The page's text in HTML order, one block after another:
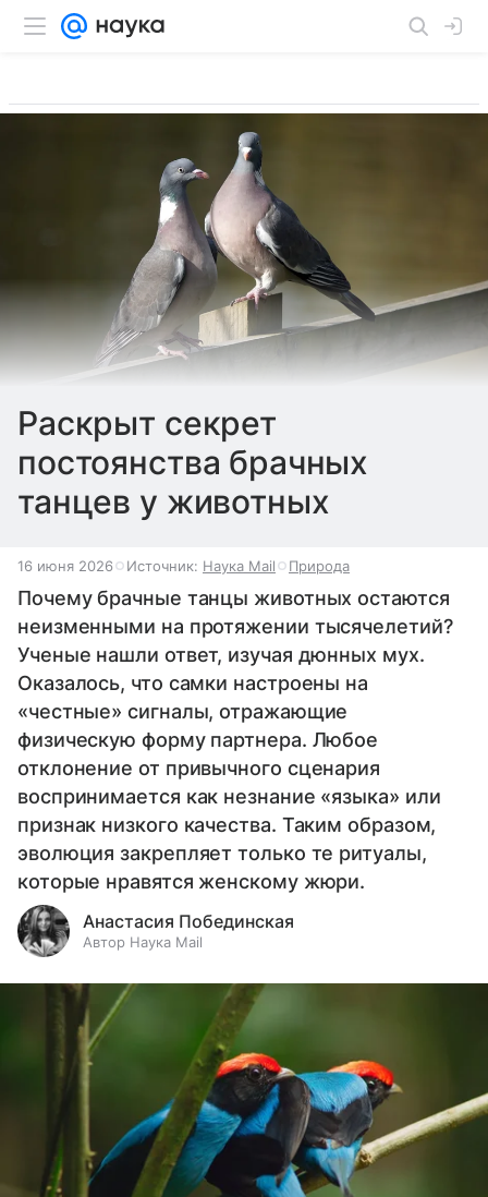
Раскрыт секрет
постоянства брачных
танцев у животных
16 июня 2026 Источник: Наука Mail Природа
Почему брачные танцы животных остаются
неизменными на протяжении тысячелетий?
Ученые нашли ответ, изучая дюнных мух.
Оказалось, что самки настроены на
«честные» сигналы, отражающие
физическую форму партнера. Любое
отклонение от привычного сценария
воспринимается как незнание «языка» или
признак низкого качества. Таким образом,
эволюция закрепляет только те ритуалы,
которые нравятся женскому жюри.
Анастасия Побединская
Автор Наука Mail